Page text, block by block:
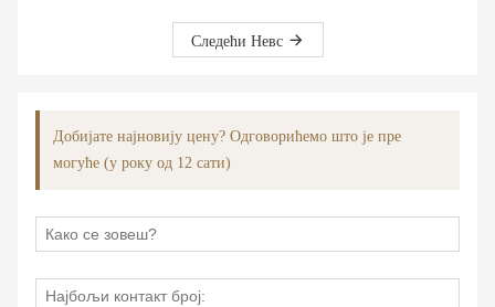
Следећи Невс
Добијате најновију цену? Одговорићемо што је пре
могуће (у року од 12 сати)